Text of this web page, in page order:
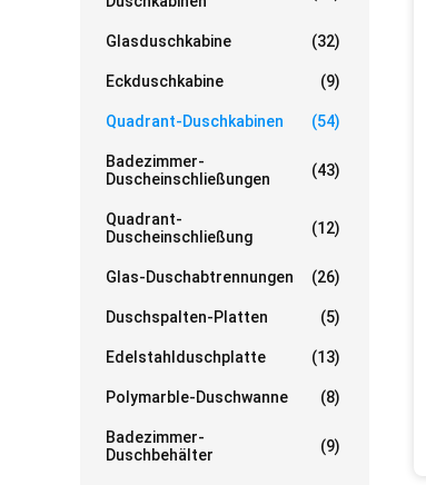
Glasduschkabine (32)
Eckduschkabine (9)
Quadrant-Duschkabinen (54)
Badezimmer-
Duscheinschließungen
(43)
Quadrant-
Duscheinschließung
(12)
Glas-Duschabtrennungen (26)
Duschspalten-Platten (5)
Edelstahlduschplatte (13)
Polymarble-Duschwanne (8)
Badezimmer-
Duschbehälter
(9)